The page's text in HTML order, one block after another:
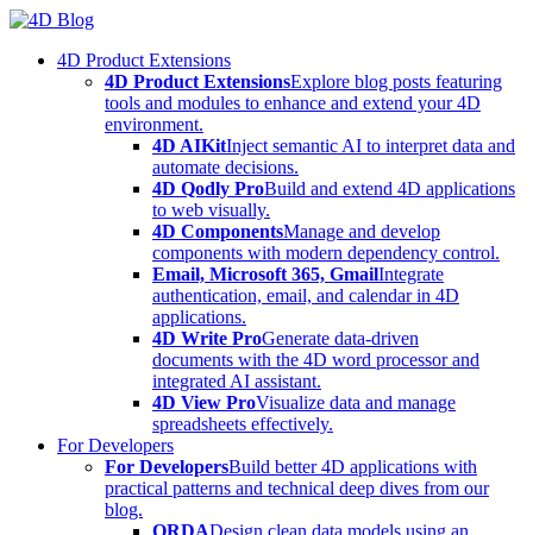
Skip
content4D Product Extensions
4D Product ExtensionsExplore blog posts featuring
tools and modules to enhance and extend your 4D
environment.
4D AIKitInject semantic AI to interpret data and
automate decisions.
4D Qodly ProBuild and extend 4D applications
to web visually.
4D ComponentsManage and develop
components with modern dependency control.
Email, Microsoft 365, GmailIntegrate
authentication, email, and calendar in 4D
applications.
4D Write ProGenerate data-driven
documents with the 4D word processor and
integrated AI assistant.
4D View ProVisualize data and manage
spreadsheets effectively.
For Developers
For DevelopersBuild better 4D applications with
practical patterns and technical deep dives from our
blog.
ORDADesign clean data models using an